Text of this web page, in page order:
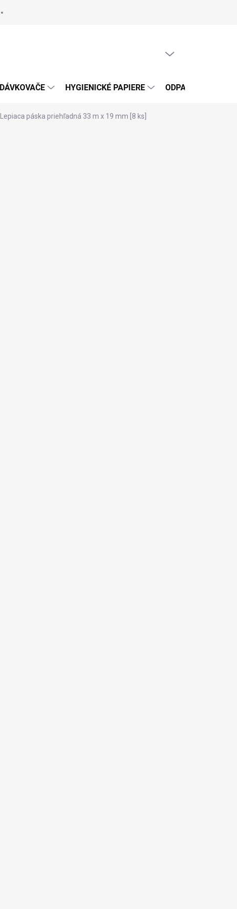
HYGIENICKÉ PAPIERE ODPADOVÉ VRECIA
Lepiaca páska priehľadná 33 m x 19 mm [8 ks]